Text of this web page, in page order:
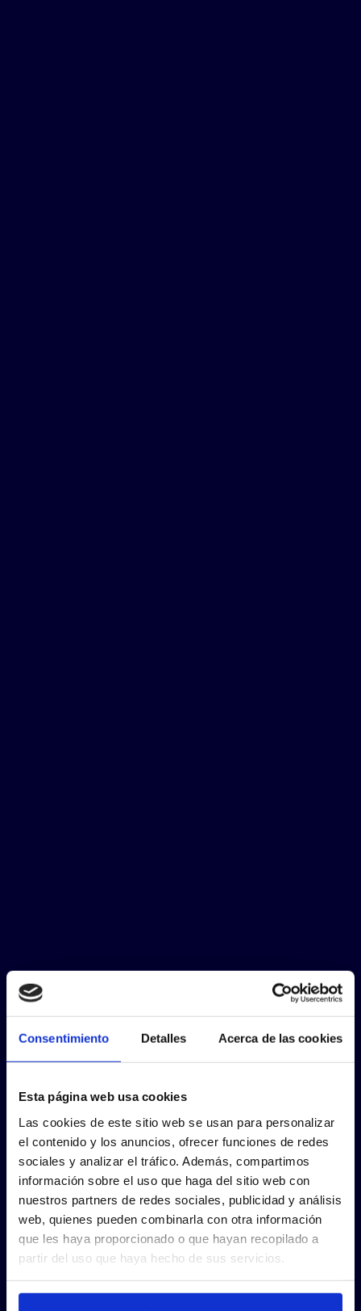
Consentimiento Detalles Acerca de las cookies
Esta página web usa cookies
Las cookies de este sitio web se usan para personalizar
el contenido y los anuncios, ofrecer funciones de redes
sociales y analizar el tráfico. Además, compartimos
información sobre el uso que haga del sitio web con
nuestros partners de redes sociales, publicidad y análisis
web, quienes pueden combinarla con otra información
que les haya proporcionado o que hayan recopilado a
partir del uso que haya hecho de sus servicios.